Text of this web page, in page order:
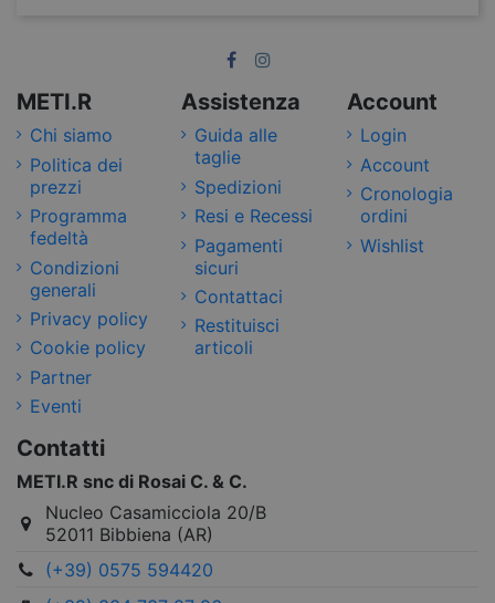
METI.R
Chi siamo
Politica dei
prezzi
Programma
fedeltà
Condizioni
generali
Privacy policy
Cookie policy
Partner
Eventi
Assistenza
Guida alle
taglie
Spedizioni
Resi e Recessi
Pagamenti
sicuri
Contattaci
Restituisci
articoli
Account
Login
Account
Cronologia
ordini
Wishlist
Contatti
METI.R snc di Rosai C. & C.
Nucleo Casamicciola 20/B
52011 Bibbiena (AR)
(+39) 0575 594420